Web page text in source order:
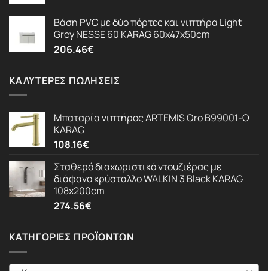
Βάση PVC με δύο πόρτες και νιπτήρα Light
Grey NESSE 60 KARAG 60x47x50cm
206.46€
ΚΑΛΎΤΕΡΕΣ ΠΩΛΉΣΕΙΣ
Μπαταρία νιπτήρος ARTEMIS Oro B99001-O
KARAG
108.16€
Σταθερό διαχωριστικό ντουζιέρας με
διάφανο κρύσταλλο WALKIN 3 Black KARAG
108x200cm
274.56€
ΚΑΤΗΓΟΡΊΕΣ ΠΡΟΪΌΝΤΩΝ